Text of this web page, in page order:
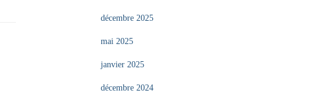
décembre 2025
mai 2025
janvier 2025
décembre 2024